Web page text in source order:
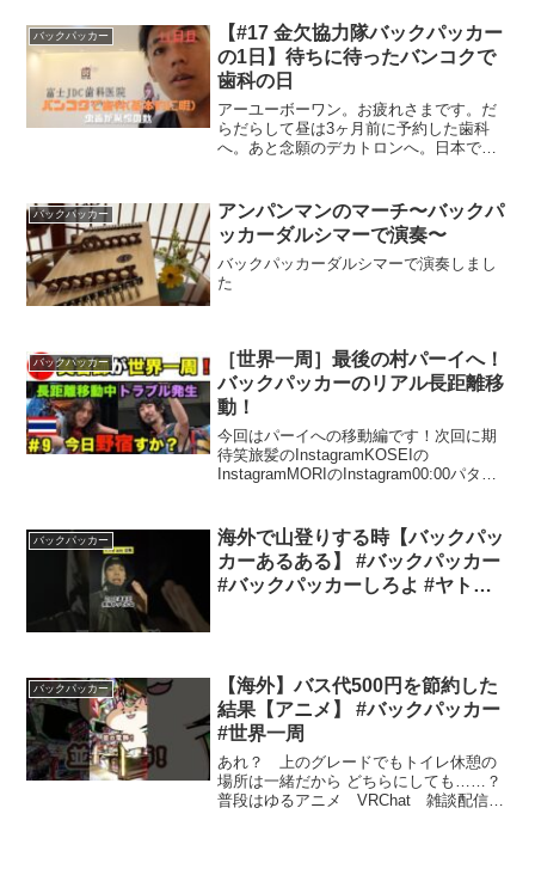
バックパッカー
【#17 金欠協力隊バックパッカー
の1日】待ちに待ったバンコクで
歯科の日
アーユーボーワン。お疲れさまです。だ
らだらして昼は3ヶ月前に予約した歯科
へ。あと念願のデカトロンへ。日本でも
す。【今回の旅について】JICA海外協力
隊には2年間のうちで私...
バックパッカー
アンパンマンのマーチ〜バックパ
ッカーダルシマーで演奏〜
バックパッカーダルシマーで演奏しまし
た
バックパッカー
［世界一周］最後の村パーイへ！
バックパッカーのリアル長距離移
動！
今回はパーイへの移動編です！次回に期
待笑旅髪のInstagramKOSEIの
InstagramMORIのInstagram00:00パタヤ
生！04:28奇跡...
バックパッカー
海外で山登りする時【バックパッ
カーあるある】 #バックパッカー
#バックパッカーしろよ #ヤトラ #
バックパッカー
【海外】バス代500円を節約した
結果【アニメ】 #バックパッカー
#世界一周
あれ？ 上のグレードでもトイレ休憩の
場所は一緒だから どちらにしても……？
普段はゆるアニメ VRChat 雑談配信